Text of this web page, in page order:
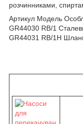
розчинниками,
Артикул Модель
GR44030 RB/1
GR44031 RB/1H